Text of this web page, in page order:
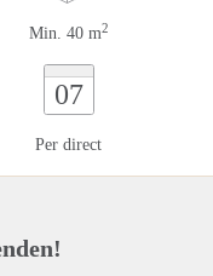
Min. 40 m2
07
Per direct